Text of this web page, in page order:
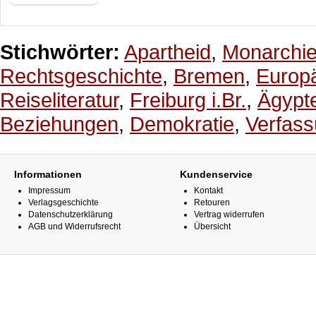
Stichwörter: Apartheid,
Rechtsgeschichte, Bremen,
Reiseliteratur, Freiburg i.Br.,
Beziehungen, Demokratie,
Informationen
Impressum
Verlagsgeschichte
Datenschutzerklärung
AGB und Widerrufsrecht
Kundenservice
Kontakt
Retouren
Vertrag widerrufen
Übersicht